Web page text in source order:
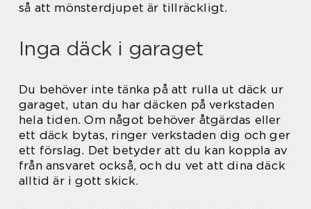
så att mönsterdjupet är tillräckligt.
Inga däck i garaget
Du behöver inte tänka på att rulla ut däck ur
garaget, utan du har däcken på verkstaden
hela tiden. Om något behöver åtgärdas eller
ett däck bytas, ringer verkstaden dig och ger
ett förslag. Det betyder att du kan koppla av
från ansvaret också, och du vet att dina däck
alltid är i gott skick.